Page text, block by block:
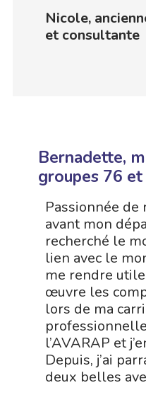
Nicole,
et consultante
Bernadette,
groupes 76
Passionnée
avant mon
recherché le
lien avec le
me rendre
œuvre les
lors de ma
l’AVARAP et
Depuis, j’ai
deux belles